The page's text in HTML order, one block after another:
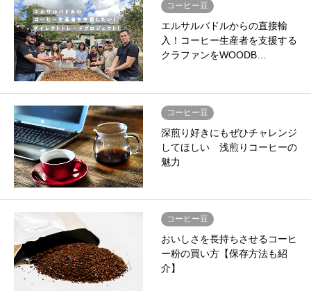
コーヒー豆
エルサルバドルからの直接輸
入！コーヒー生産者を支援する
クラファンをWOODB…
コーヒー豆
深煎り好きにもぜひチャレンジ
してほしい 浅煎りコーヒーの
魅力
コーヒー豆
おいしさを長持ちさせるコーヒ
ー粉の買い方【保存方法も紹
介】